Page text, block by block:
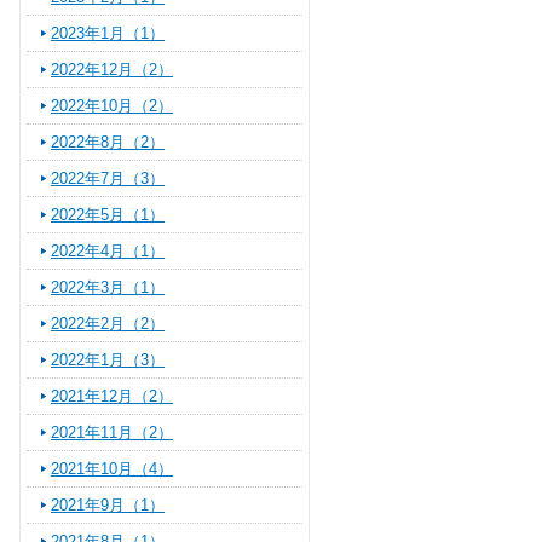
2023年1月（1）
2022年12月（2）
2022年10月（2）
2022年8月（2）
2022年7月（3）
2022年5月（1）
2022年4月（1）
2022年3月（1）
2022年2月（2）
2022年1月（3）
2021年12月（2）
2021年11月（2）
2021年10月（4）
2021年9月（1）